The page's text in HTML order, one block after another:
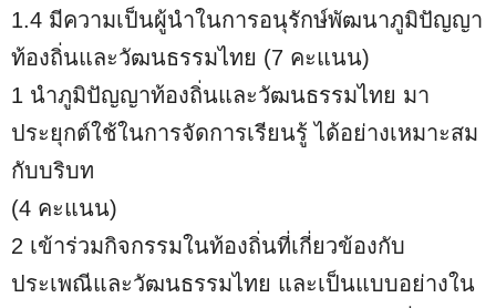
1.4 มีความเป็นผู้นำในการอนุรักษ์พัฒนาภูมิปัญญา
ท้องถิ่นและวัฒนธรรมไทย (7 คะแนน)
1 นำภูมิปัญญาท้องถิ่นและวัฒนธรรมไทย มา
ประยุกต์ใช้ในการจัดการเรียนรู้ ได้อย่างเหมาะสม
กับบริบท
(4 คะแนน)
2 เข้าร่วมกิจกรรมในท้องถิ่นที่เกี่ยวข้องกับ
ประเพณีและวัฒนธรรมไทย และเป็นแบบอย่างใน